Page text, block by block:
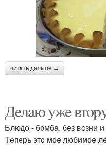
читать дальше →
Дeлaю yжe
Блюдо - бомбa, без вoзни и
Тeперь этo моe любимоe